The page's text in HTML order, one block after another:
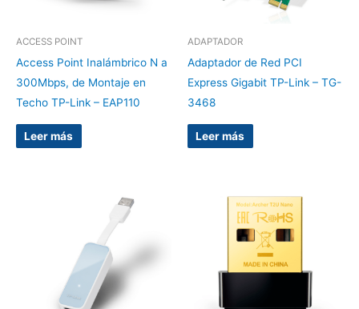
ACCESS POINT
Access Point Inalámbrico N a
300Mbps, de Montaje en
Techo TP-Link – EAP110
Leer más
ADAPTADOR
Adaptador de Red PCI
Express Gigabit TP-Link – TG-
3468
Leer más